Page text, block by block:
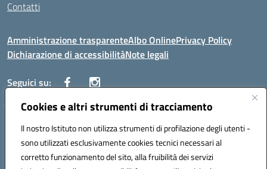
Cookies e altri strumenti di tracciamento
Il nostro Istituto non utilizza strumenti di profilazione degli utenti -
sono utilizzati esclusivamente cookies tecnici necessari al
corretto funzionamento del sito, alla fruibilità dei servizi
Contatti
Amministrazione trasparenteAlbo OnlinePrivacy Policy
Dichiarazione di accessibilitàNote legali
Seguici su:
VIALE ITALIA , 13 91011 ALCAMO (TP)
Codice univoco ufficio: UF3YCL
Mail: TPIC81100Q@istruzione.it | PEC: TPIC81100Q@pec.istruzione.it